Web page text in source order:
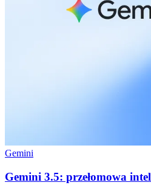
Gemini
Gemini 3.5: przełomowa